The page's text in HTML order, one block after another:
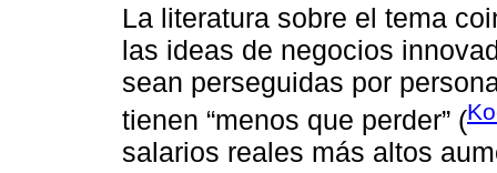
La literatura sobre el tema
las ideas de negocios
sean perseguidas por
tienen “menos que perder” (
salarios reales más altos